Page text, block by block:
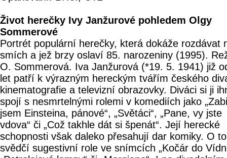
Život herečky Ivy Janžurové pohledem Olgy
Sommerové
Portrét populární herečky, která dokáže rozdávat
smích a jež brzy oslaví 85. narozeniny (1995).
O. Sommerová. Iva Janžurová (*19. 5. 1941) již
let patří k výrazným hereckým tvářím českého
kinematografie a televizní obrazovky. Diváci si ji
spojí s nesmrtelnými rolemi v komediích jako
jsem Einsteina, pánové“, „Světáci“, „Pane, vy jste
vdova“ či „Což takhle dát si špenát“. Její herecké
schopnosti však daleko přesahují dar komiky. O
svědčí sugestivní role ve snímcích „Kočár do